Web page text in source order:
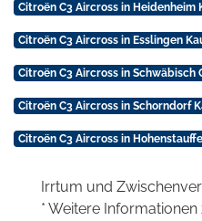
Citroën C3 Aircross in Heidenheim
Citroën C3 Aircross in Esslingen
Citroën C3 Aircross in Schwäbisch
Citroën C3 Aircross in Schorndorf
Citroën C3 Aircross in
Irrtum und
* Weitere